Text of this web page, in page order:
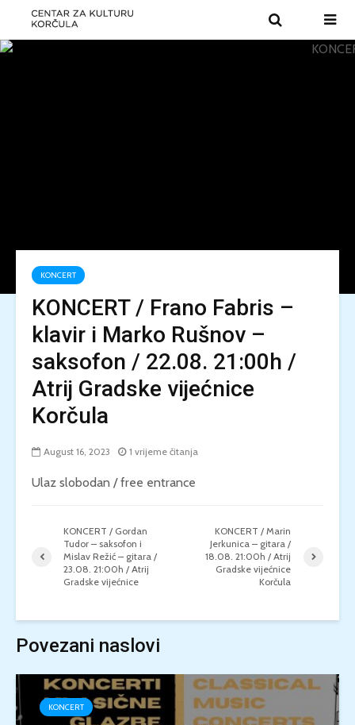
KONCERT
KONCERT / Frano Fabris –
klavir i Marko Rušnov –
saksofon / 22.08. 21:00h /
Atrij Gradske vijećnice
Korčula
August 16, 2023 1 vrijeme čitanja
Ulaz slobodan / free entrance
KONCERT / Gordan
Tudor – saksofon i
Mislav Režić – gitara /
23.08. 21:00h / Atrij
Gradske vijećnice
KONCERT / Marin
Jerkunica – gitara /
18.08. 21:00h / Atrij
Gradske vijećnice
Korčula
Povezani naslovi
KONCERT